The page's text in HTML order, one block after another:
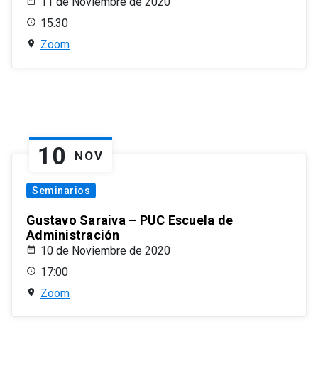
15:30
Zoom
10 NOV
Seminarios
Gustavo Saraiva – PUC Escuela de
Administración
10 de Noviembre de 2020
17:00
Zoom